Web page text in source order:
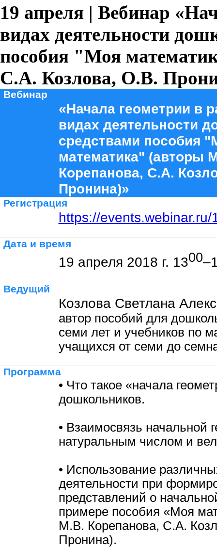
19 апреля | Вебинар
видах деятельности
пособия "Моя
С.А. Козлова, О.В.
Вебинар
«Начала геометрии в
видах деятельности
средствами пособия
математика" (авторы
Корепанова, С.А.
Пронина)»
Регистрация
https://
Дата и время
19 апреля 2018 г. 1300
Ведущий
Козлова Светлана
автор пособий для
семи лет и учебников по
учащихся от семи до
Программа
• Что такое «начала
дошкольников.
• Взаимосвязь начальной
натуральным числом и
• Использование
деятельности при
представлений о
примере пособия «Моя
М.В. Корепанова, С.А.
Пронина).